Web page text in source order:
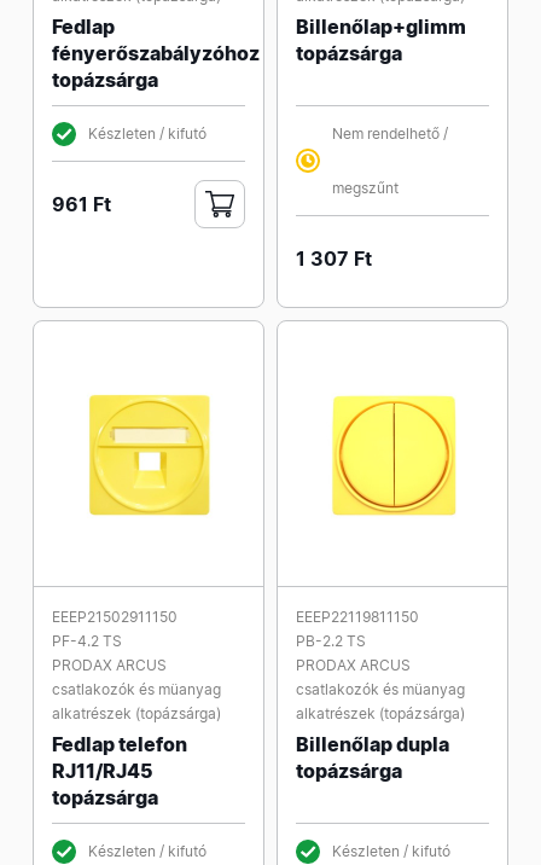
Fedlap
fényerőszabályzóhoz
topázsárga
Készleten / kifutó
961 Ft
Billenőlap+glimm
topázsárga
Nem rendelhető /
megszűnt
1 307 Ft
EEEP21502911150
PF-4.2 TS
PRODAX ARCUS
csatlakozók és müanyag
alkatrészek (topázsárga)
Fedlap telefon
RJ11/RJ45
topázsárga
Készleten / kifutó
EEEP22119811150
PB-2.2 TS
PRODAX ARCUS
csatlakozók és müanyag
alkatrészek (topázsárga)
Billenőlap dupla
topázsárga
Készleten / kifutó